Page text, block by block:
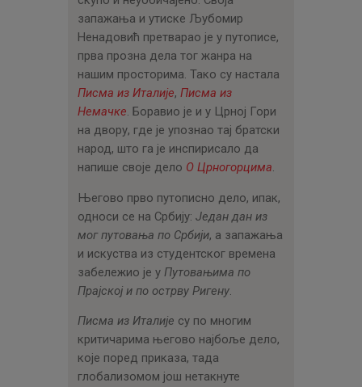
запажања и утиске Љубомир
Ненадовић претварао је у путописе,
прва прозна дела тог жанра на
нашим просторима. Тако су настала
Писма из Италије, Писма из
Немачке. Боравио је и у Црној Гори
на двору, где је упознао тај братски
народ, што га је инспирисало да
напише своје дело О Црногорцима.
Његово прво путописно дело, ипак,
односи се на Србију: Један дан из
мог путовања по Србији, а запажања
и искуства из студентског времена
забележио је у Путовањима по
Прајској и по острву Ригену.
Писма из Италије су по многим
критичарима његово најбоље дело,
које поред приказа, тада
глобализомом још нетакнуте